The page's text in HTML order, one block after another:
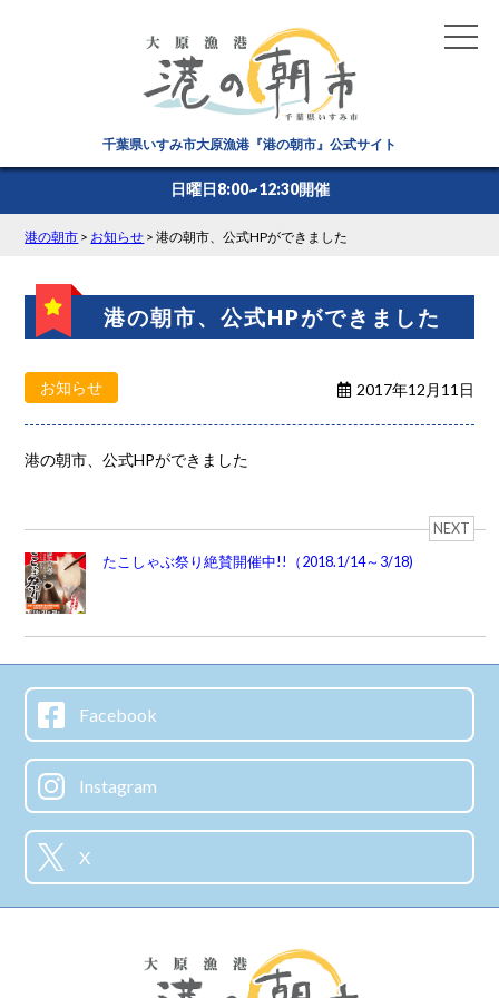
千葉県いすみ市大原漁港『港の朝市』公式サイト
日曜日8:00~12:30開催
港の朝市 > お知らせ >港の朝市、公式HPができました
港の朝市、公式HPができました
お知らせ 2017年12月11日
港の朝市、公式HPができました
NEXT
たこしゃぶ祭り絶賛開催中!!（2018.1/14～3/18)
Facebook
Instagram
X